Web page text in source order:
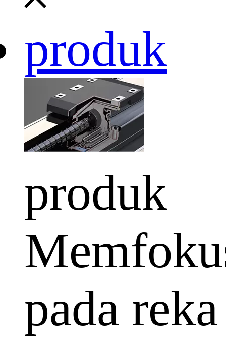
produk
produk
pada reka